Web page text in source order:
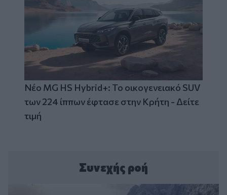
Νέο MG HS Hybrid+: Το οικογενειακό SUV
των 224 ίππων έφτασε στην Κρήτη - Δείτε
τιμή
Συνεχής ροή